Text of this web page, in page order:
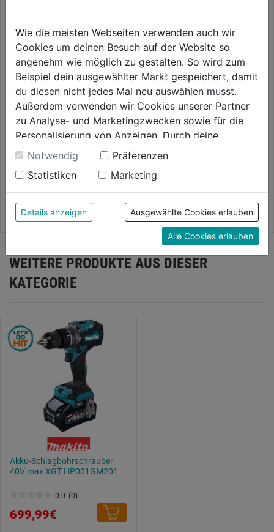
Betonbohrersatz PTSB 5 HM
0.0
Sternen.
Bit Check 8055/899/4/1 K/TH
0.0
5
Sternen.
WEITERE PRODUKTE AUS DIESER
KATEGORIE
Akku-Schlagbohrschrauber
40V max XGT HP001GM201
0.0 (0)
von
699,99€
Wie die meisten Webseiten verwenden auch wir
Cookies um deinen Besuch auf der Website so
angenehm wie möglich zu gestalten. So wird zum
Beispiel dein ausgewählter Markt gespeichert, damit
du diesen nicht jedes Mal neu auswählen musst.
Außerdem verwenden wir Cookies unserer Partner
zu Analyse- und Marketingzwecken sowie für die
Personalisierung von Anzeigen. Durch deine
Einwilligung werden die Daten von Drittanbieter,
unter anderem auch in den USA, verarbeitet.
Durch Klick auf "Alle Cookies erlauben" stimmst du
der Verwendung aller Cookies zu. Unter "Details
anzeigen" findest du alle Infos zu den
unterschiedlichen Cookies, unter "Cookies
Konfigurieren" kannst du auswählen, welche Cookies
du zulassen möchtest und welche nicht.
Weitere Informationen findest du in unserer
Datenschutzerklärung
Notwendig
Präferenzen
Statistiken
Marketing
Details anzeigen Ausgewählte Cookies erlauben
Alle Cookies erlauben